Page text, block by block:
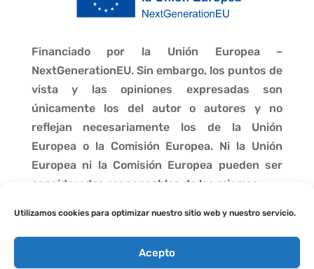
Utilizamos cookies para optimizar nuestro sitio web y nuestro servicio.
Acepto
Financiado por la Unión Europea –
NextGenerationEU. Sin embargo, los puntos de
vista y las opiniones expresadas son
únicamente los del autor o autores y no
reflejan necesariamente los de la Unión
Europea o la Comisión Europea. Ni la Unión
Europea ni la Comisión Europea pueden ser
consideradas responsables de las mismas.